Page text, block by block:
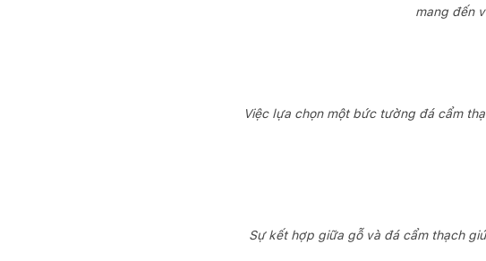
mang đến
Việc lựa chọn một bức tường đá cẩm
Sự kết hợp giữa gỗ và đá cẩm thạch